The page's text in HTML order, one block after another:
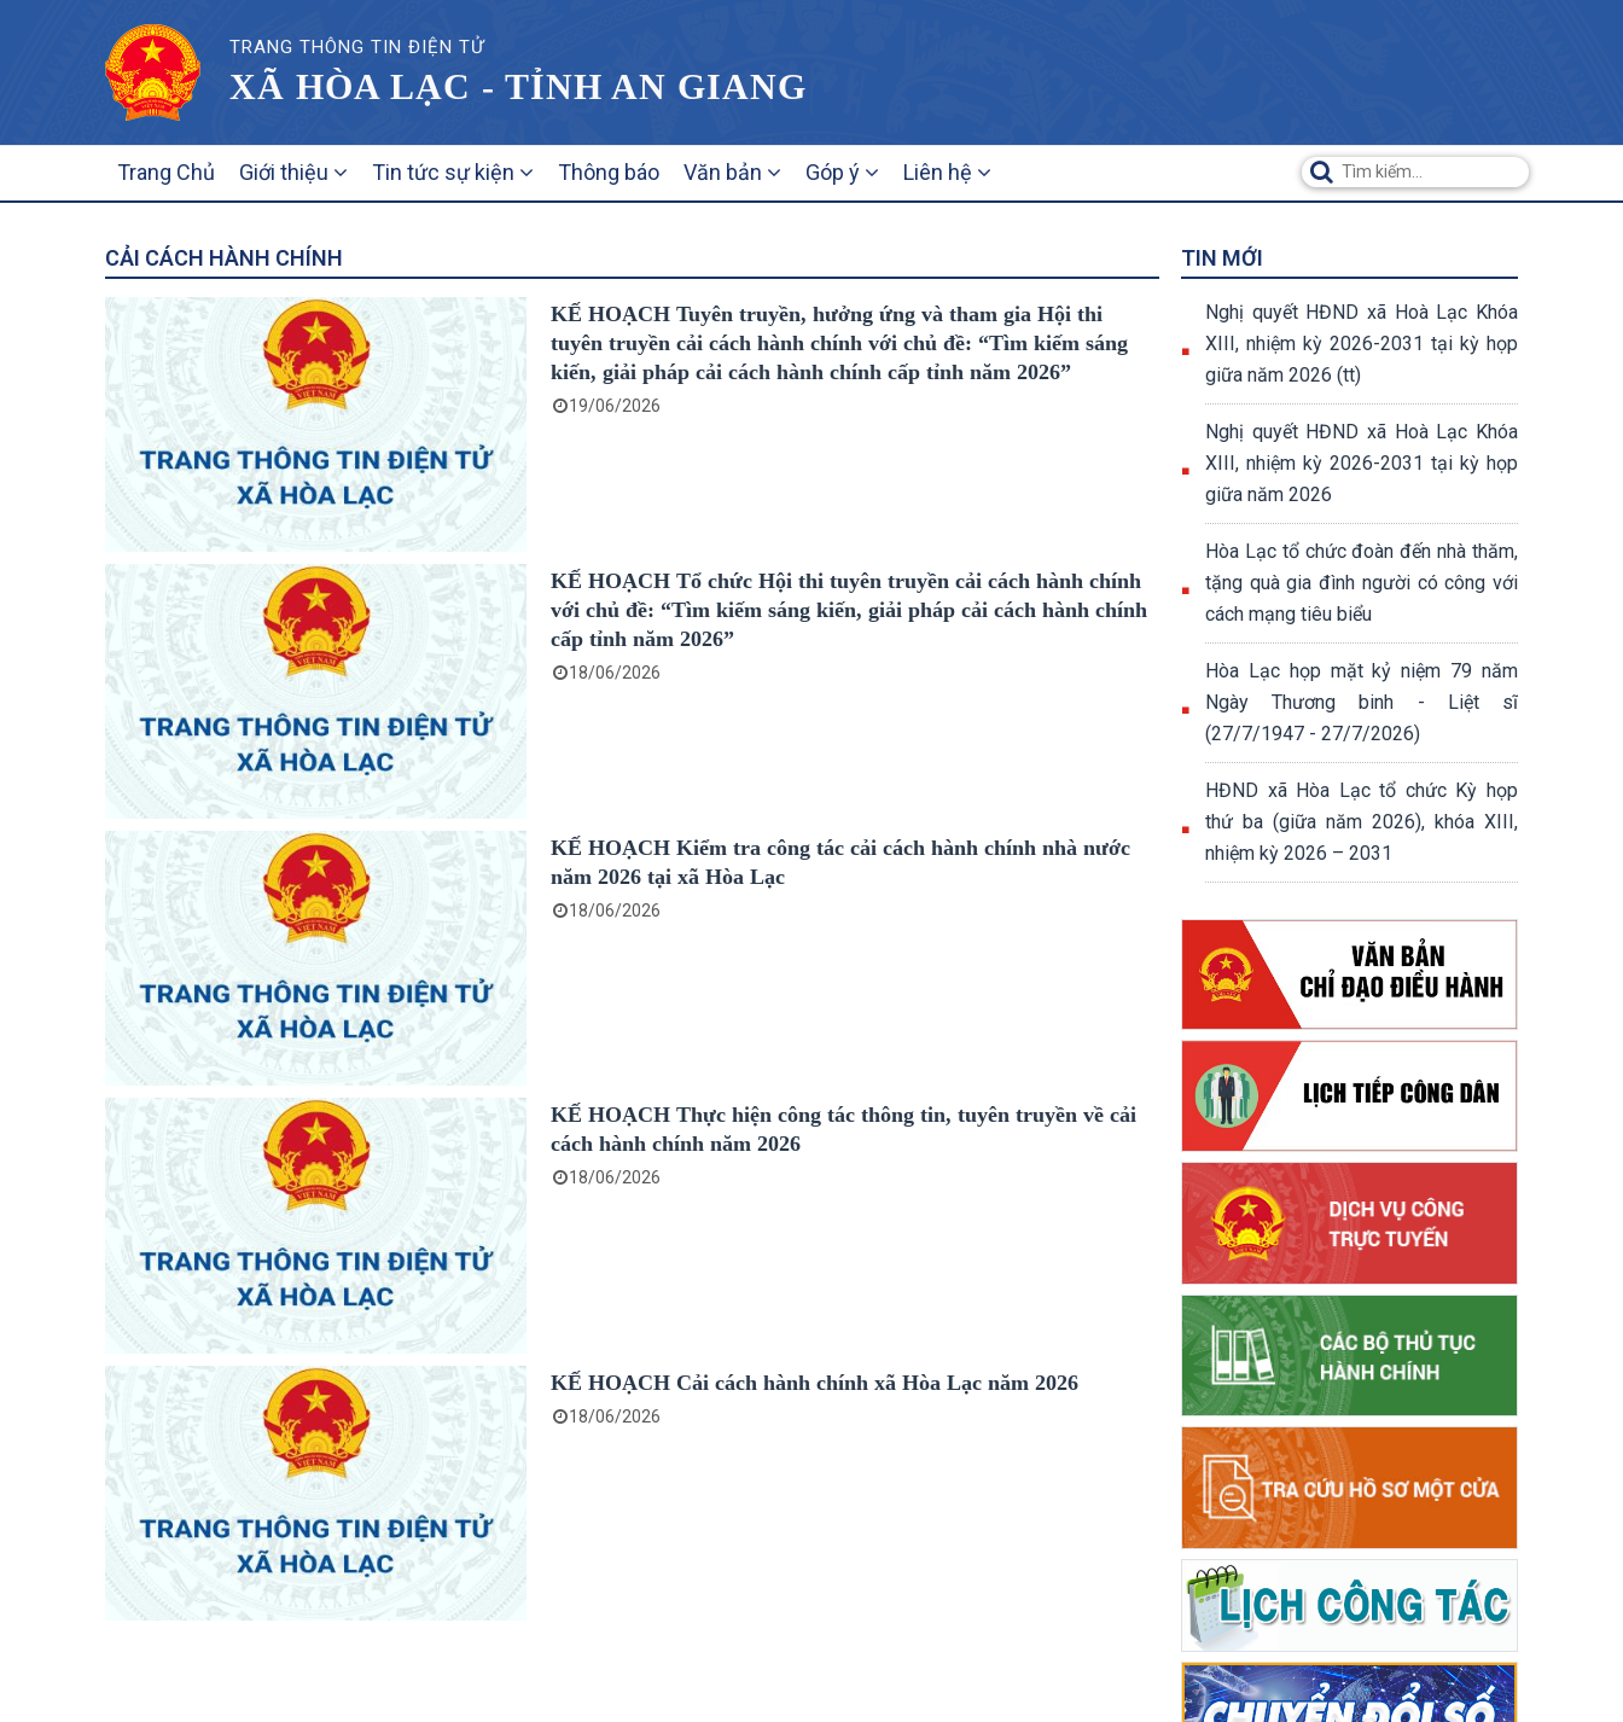
TRANG THÔNG TIN ĐIỆN TỬ
XÃ HÒA LẠC - TỈNH AN GIANG
NAVIGATION
Trang Chủ Giới thiệu Tin tức sự kiện Thông báo Văn bản Góp ý Liên hệ
CẢI CÁCH HÀNH CHÍNH
KẾ HOẠCH Tuyên truyền, hưởng ứng và tham gia Hội thi
tuyên truyền cải cách hành chính với chủ đề: “Tìm kiếm sáng
kiến, giải pháp cải cách hành chính cấp tỉnh năm 2026”
19/06/2026
KẾ HOẠCH Tổ chức Hội thi tuyên truyền cải cách hành chính
với chủ đề: “Tìm kiếm sáng kiến, giải pháp cải cách hành chính
cấp tỉnh năm 2026”
18/06/2026
KẾ HOẠCH Kiểm tra công tác cải cách hành chính nhà nước
năm 2026 tại xã Hòa Lạc
18/06/2026
KẾ HOẠCH Thực hiện công tác thông tin, tuyên truyền về cải
cách hành chính năm 2026
18/06/2026
KẾ HOẠCH Cải cách hành chính xã Hòa Lạc năm 2026
18/06/2026
TIN MỚI
Nghị quyết HĐND xã Hoà Lạc Khóa
XIII, nhiệm kỳ 2026-2031 tại kỳ họp
giữa năm 2026 (tt)
Nghị quyết HĐND xã Hoà Lạc Khóa
XIII, nhiệm kỳ 2026-2031 tại kỳ họp
giữa năm 2026
Hòa Lạc tổ chức đoàn đến nhà thăm,
tặng quà gia đình người có công với
cách mạng tiêu biểu
Hòa Lạc họp mặt kỷ niệm 79 năm
Ngày Thương binh - Liệt sĩ
(27/7/1947 - 27/7/2026)
HĐND xã Hòa Lạc tổ chức Kỳ họp
thứ ba (giữa năm 2026), khóa XIII,
nhiệm kỳ 2026 – 2031